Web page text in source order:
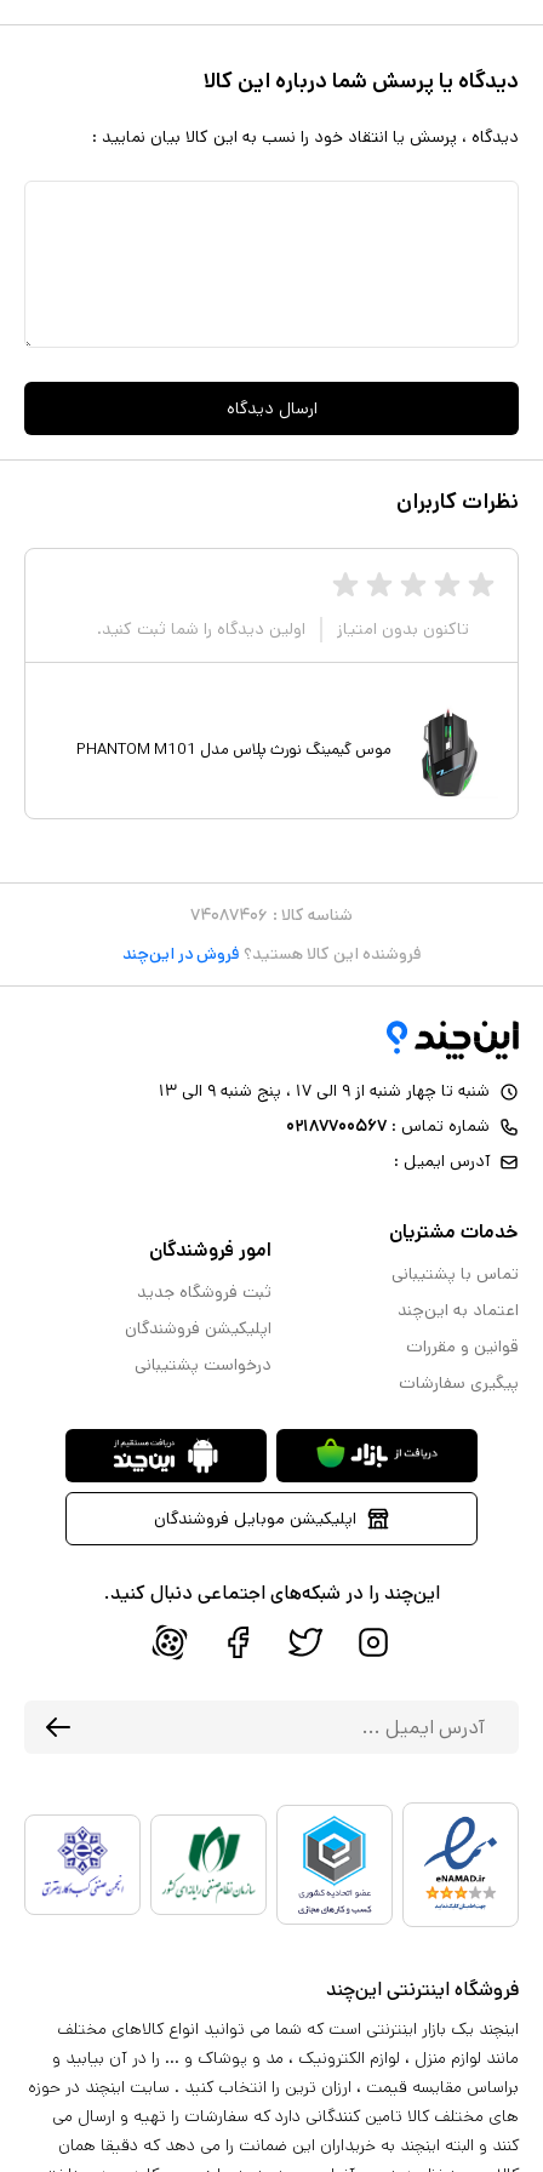
موس گیمینگ نورث پلاس انتخابی عالی برای حرفه ای ها است.
دیدگاه یا پرسش شما درباره این کالا
دیدگاه ، پرسش یا انتقاد خود را نسب به این کالا بیان نمایید :
ارسال دیدگاه
نظرات کاربران
تاکنون بدون امتیاز اولین دیدگاه را شما ثبت کنید.
موس گیمینگ نورث پلاس مدل PHANTOM M101
شناسه کالا : ۷۴۰۸۷۴۰۶
فروشنده این کالا هستید؟ فروش در این‌چند
شنبه تا چهار شنبه از ۹ الی ۱۷ ، پنج شنبه ۹ الی ۱۳
شماره تماس : ۰۲۱۸۷۷۰۰۵۶۷
آدرس ایمیل :
خدمات مشتریان
تماس با پشتیبانی
اعتماد به این‌چند
قوانین و مقررات
پیگیری سفارشات
امور فروشندگان
ثبت فروشگاه جدید
اپلیکیشن فروشندگان
درخواست پشتیبانی
اپلیکیشن موبایل فروشندگان
این‌چند را در شبکه‌های اجتماعی دنبال کنید.
فروشگاه اینترنتی این‌چند
اینچند یک بازار اینترنتی است که شما می توانید انواع کالاهای مختلف
مانند لوازم منزل ، لوازم الکترونیک ، مد و پوشاک و ... را در آن بیابید و
براساس مقایسه قیمت ، ارزان ترین را انتخاب کنید . سایت اینچند در حوزه
های مختلف کالا تامین کنندگانی دارد که سفارشات را تهیه و ارسال می
کنند و البته اینچند به خریداران این ضمانت را می دهد که دقیقا همان